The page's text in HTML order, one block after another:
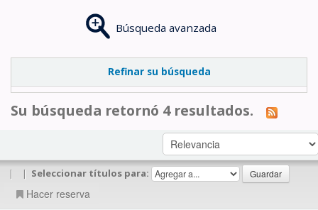
Búsqueda avanzada
Refinar su búsqueda
Su búsqueda retornó 4 resultados.
| | Seleccionar títulos para:
Hacer reserva